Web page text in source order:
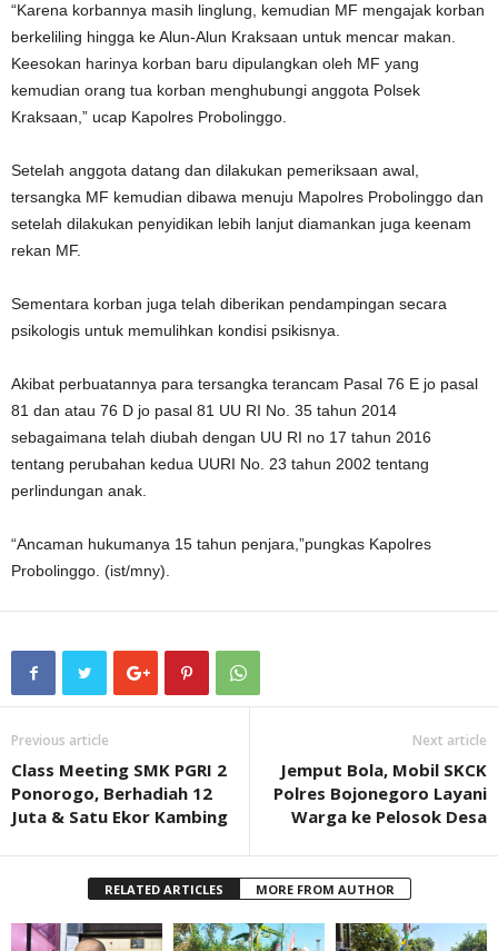
“Karena korbannya masih linglung, kemudian MF mengajak korban
berkeliling hingga ke Alun-Alun Kraksaan untuk mencar makan.
Keesokan harinya korban baru dipulangkan oleh MF yang
kemudian orang tua korban menghubungi anggota Polsek
Kraksaan,” ucap Kapolres Probolinggo.
Setelah anggota datang dan dilakukan pemeriksaan awal,
tersangka MF kemudian dibawa menuju Mapolres Probolinggo dan
setelah dilakukan penyidikan lebih lanjut diamankan juga keenam
rekan MF.
Sementara korban juga telah diberikan pendampingan secara
psikologis untuk memulihkan kondisi psikisnya.
Akibat perbuatannya para tersangka terancam Pasal 76 E jo pasal
81 dan atau 76 D jo pasal 81 UU RI No. 35 tahun 2014
sebagaimana telah diubah dengan UU RI no 17 tahun 2016
tentang perubahan kedua UURI No. 23 tahun 2002 tentang
perlindungan anak.
“Ancaman hukumanya 15 tahun penjara,”pungkas Kapolres
Probolinggo. (ist/mny).
Previous article
Class Meeting SMK PGRI 2
Ponorogo, Berhadiah 12
Juta & Satu Ekor Kambing
Next article
Jemput Bola, Mobil SKCK
Polres Bojonegoro Layani
Warga ke Pelosok Desa
RELATED ARTICLES MORE FROM AUTHOR